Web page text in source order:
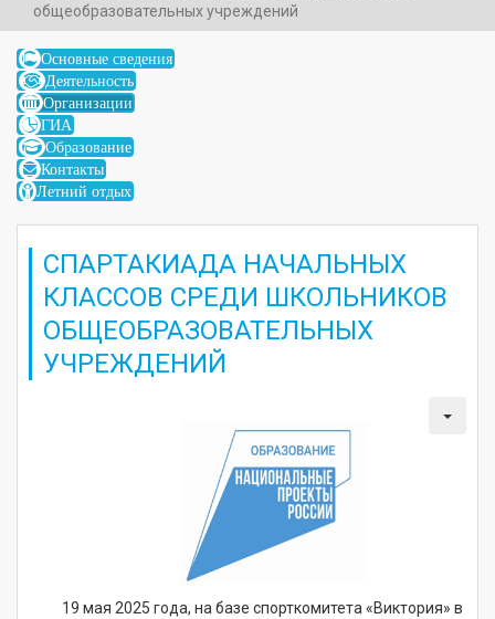
общеобразовательных учреждений
Основные сведения
Деятельность
Организации
ГИА
Образование
Контакты
Летний отдых
СПАРТАКИАДА НАЧАЛЬНЫХ
КЛАССОВ СРЕДИ ШКОЛЬНИКОВ
ОБЩЕОБРАЗОВАТЕЛЬНЫХ
УЧРЕЖДЕНИЙ
19 мая 2025 года, на базе спорткомитета «Виктория» в